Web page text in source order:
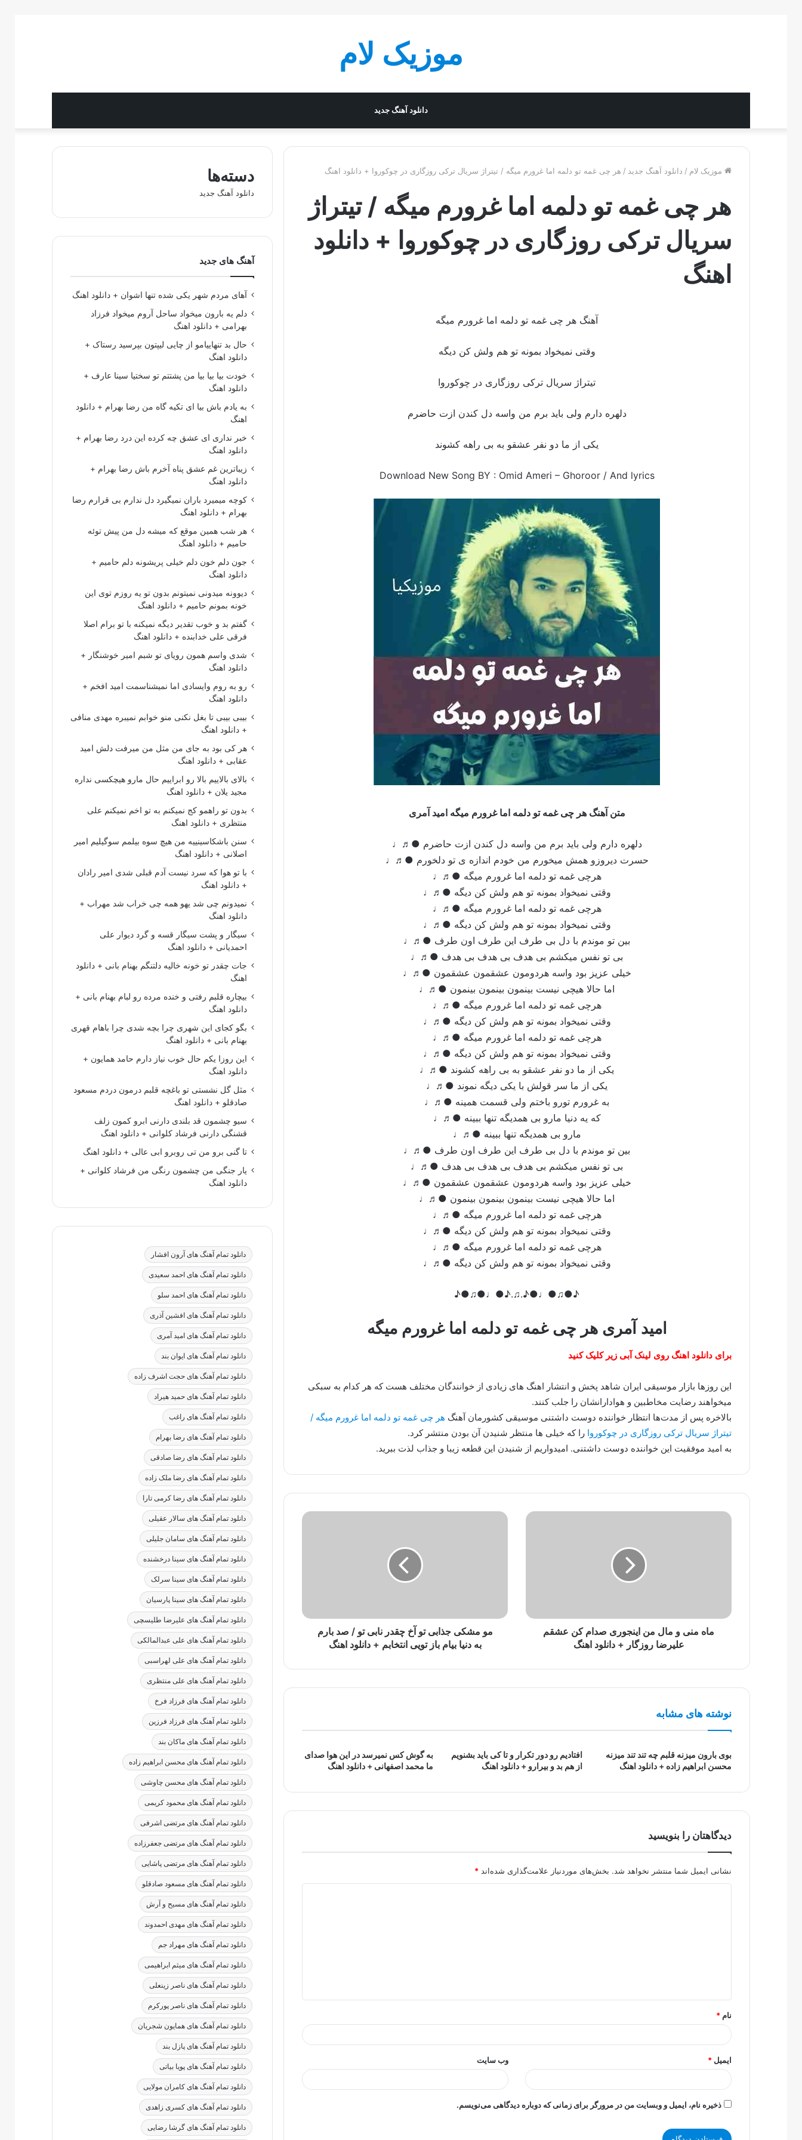
موزیک لام
دانلود آهنگ جدید
موزیک لام / دانلود آهنگ جدید / هر چی غمه تو دلمه اما غرورم میگه / تیتراژ سریال ترکی روزگاری در چوکوروا + دانلود اهنگ
هر چی غمه تو دلمه اما غرورم میگه / تیتراژ
سریال ترکی روزگاری در چوکوروا + دانلود
اهنگ
آهنگ هر چی غمه تو دلمه اما غرورم میگه
وقتی نمیخواد بمونه تو هم ولش کن دیگه
تیتراژ سریال ترکی روزگاری در چوکوروا
دلهره دارم ولی باید برم من واسه دل کندن ازت حاضرم
یکی از ما دو نفر عشقو به بی راهه کشوند
Download New Song BY : Omid Ameri – Ghoroor / And lyrics
متن آهنگ هر چی غمه تو دلمه اما غرورم میگه امید آمری
دلهره دارم ولی باید برم من واسه دل کندن ازت حاضرم ●♬♩
حسرت دیروزو همش میخورم من خودم اندازه ی تو دلخورم ●♬♩
هرچی غمه تو دلمه اما غرورم میگه ●♬♩
وقتی نمیخواد بمونه تو هم ولش کن دیگه ●♬♩
هرچی غمه تو دلمه اما غرورم میگه ●♬♩
وقتی نمیخواد بمونه تو هم ولش کن دیگه ●♬♩
بین تو موندم با دل بی طرف این طرف اون طرف ●♬♩
بی تو نفس میکشم بی هدف بی هدف بی هدف ●♬♩
خیلی عزیز بود واسه هردومون عشقمون عشقمون ●♬♩
اما حالا هیچی نیست بینمون بینمون بینمون ●♬♩
هرچی غمه تو دلمه اما غرورم میگه ●♬♩
وقتی نمیخواد بمونه تو هم ولش کن دیگه ●♬♩
هرچی غمه تو دلمه اما غرورم میگه ●♬♩
وقتی نمیخواد بمونه تو هم ولش کن دیگه ●♬♩
یکی از ما دو نفر عشقو به بی راهه کشوند ●♬♩
یکی از ما سر قولش با یکی دیگه نموند ●♬♩
به غرورم تورو باختم ولی قسمت همینه ●♬♩
که یه دنیا مارو بی همدیگه تنها ببینه ●♬♩
مارو بی همدیگه تنها ببینه ●♬♩
بین تو موندم با دل بی طرف این طرف اون طرف ●♬♩
بی تو نفس میکشم بی هدف بی هدف بی هدف ●♬♩
خیلی عزیز بود واسه هردومون عشقمون عشقمون ●♬♩
اما حالا هیچی نیست بینمون بینمون بینمون ●♬♩
هرچی غمه تو دلمه اما غرورم میگه ●♬♩
وقتی نمیخواد بمونه تو هم ولش کن دیگه ●♬♩
هرچی غمه تو دلمه اما غرورم میگه ●♬♩
وقتی نمیخواد بمونه تو هم ولش کن دیگه ●♬♩
♪●♫●♩●♪.♫.♪●♩●♫●♪
امید آمری هر چی غمه تو دلمه اما غرورم میگه
برای دانلود اهنگ روی لینک آبی زیر کلیک کنید
این روزها بازار موسیقی ایران شاهد پخش و انتشار اهنگ های زیادی از خوانندگان مختلف هست که هر کدام به سبکی
میخواهند رضایت مخاطبین و هوادارانشان را جلب کنند.
بالاخره پس از مدت‌ها انتظار خواننده دوست داشتنی موسیقی کشورمان آهنگ هر چی غمه تو دلمه اما غرورم میگه /
تیتراژ سریال ترکی روزگاری در چوکوروا را که خیلی ها منتظر شنیدن آن بودن منتشر کرد.
به امید موفقیت این خواننده دوست داشتنی. امیدواریم از شنیدن این قطعه زیبا و جذاب لذت ببرید.
ماه منی و مال من اینجوری صدام کن عشقم
علیرضا روزگار + دانلود اهنگ
مو مشکی جذابی تو آخ چقدر نابی تو / صد بارم
به دنیا بیام باز تویی انتخابم + دانلود اهنگ
نوشته های مشابه
بوی بارون میزنه قلبم چه تند تند میزنه
محسن ابراهیم زاده + دانلود اهنگ
افتادیم رو دور تکرار و تا کی باید بشنویم
از هم بد و بیرارو + دانلود اهنگ
به گوش کس نمیرسد در این هوا صدای
ما محمد اصفهانی + دانلود اهنگ
دیدگاهتان را بنویسید
نشانی ایمیل شما منتشر نخواهد شد. بخش‌های موردنیاز علامت‌گذاری شده‌اند *
*
نام *
ایمیل * وب‌ سایت
ذخیره نام، ایمیل و وبسایت من در مرورگر برای زمانی که دوباره دیدگاهی می‌نویسم.
دسته‌ها
دانلود آهنگ جدید
آهنگ های جدید
آهای مردم شهر یکی شده تنها اشوان + دانلود اهنگ
دلم یه بارون میخواد ساحل آروم میخواد فرزاد
بهرامی + دانلود اهنگ
حال بد تنهاییامو از چایی لیپتون بپرسید رستاک +
دانلود اهنگ
خودت بیا بیا بیا من پشتتم تو سختیا سینا عارف +
دانلود اهنگ
به یادم باش بیا ای تکیه گاه من رضا بهرام + دانلود
اهنگ
خبر نداری ای عشق چه کرده این درد رضا بهرام +
دانلود اهنگ
زیباترین غم عشق پناه آخرم باش رضا بهرام +
دانلود اهنگ
کوچه میمیرد باران نمیگیرد دل ندارم بی قرارم رضا
بهرام + دانلود اهنگ
هر شب همین موقع که میشه دل من پیش توئه
حامیم + دانلود اهنگ
جون دلم خون دلم خیلی پریشونه دلم حامیم +
دانلود اهنگ
دیوونه میدونی نمیتونم بدون تو یه روزم توی این
خونه بمونم حامیم + دانلود اهنگ
گفتم بد و خوب تقدیر دیگه نمیکنه با تو برام اصلا
فرقی علی خدابنده + دانلود اهنگ
شدی واسم همون رویای تو شبم امیر خوشنگار +
دانلود اهنگ
رو به روم وایسادی اما نمیشناسمت امید افخم +
دانلود اهنگ
بیبی بیبی تا بغل نکنی منو خوابم نمیبره مهدی منافی
+ دانلود اهنگ
هر کی بود به جای من مثل من میرفت دلش امید
عقابی + دانلود اهنگ
بالای بالاییم بالا رو ابراییم حال مارو هیچکسی نداره
مجید یلان + دانلود اهنگ
بدون تو راهمو کج نمیکنم به تو اخم نمیکنم علی
منتظری + دانلود اهنگ
سنن باشکاسینییه من هیچ سوه بیلمم سوگیلیم امیر
اصلانی + دانلود اهنگ
با تو هوا که سرد نیست آدم قبلی شدی امیر رادان
+ دانلود اهنگ
نمیدونم چی شد یهو همه چی خراب شد مهراب +
دانلود اهنگ
سیگار و پشت سیگار قسه و گرد دیوار علی
احمدیانی + دانلود اهنگ
جات چقدر تو خونه خالیه دلتنگم بهنام بانی + دانلود
اهنگ
بیچاره قلبم رفتی و خنده مرده رو لبام بهنام بانی +
دانلود اهنگ
بگو کجای این شهری چرا بچه شدی چرا باهام قهری
بهنام بانی + دانلود اهنگ
این روزا یکم حال خوب نیاز دارم حامد همایون +
دانلود اهنگ
مثل گل نشستی تو باغچه قلبم درمون دردم مسعود
صادقلو + دانلود اهنگ
سیو چشمون قد بلندی دارنی ابرو کمون زلف
قشنگی دارنی فرشاد کلوانی + دانلود اهنگ
تا گنی برو من تی روبرو ابی عالی + دانلود اهنگ
یار جنگی من چشمون رنگی من فرشاد کلوانی +
دانلود اهنگ
دانلود تمام آهنگ های آرون افشار
دانلود تمام آهنگ های احمد سعیدی
دانلود تمام آهنگ های احمد سلو
دانلود تمام آهنگ های افشین آذری
دانلود تمام آهنگ های امید آمری
دانلود تمام آهنگ های ایوان بند
دانلود تمام آهنگ های حجت اشرف زاده
دانلود تمام آهنگ های حمید هیراد
دانلود تمام آهنگ های راغب
دانلود تمام آهنگ های رضا بهرام
دانلود تمام آهنگ های رضا صادقی
دانلود تمام آهنگ های رضا ملک زاده
دانلود تمام آهنگ های رضا کرمی تارا
دانلود تمام آهنگ های سالار عقیلی
دانلود تمام آهنگ های سامان جلیلی
دانلود تمام آهنگ های سینا درخشنده
دانلود تمام آهنگ های سینا سرلک
دانلود تمام آهنگ های سینا پارسیان
دانلود تمام آهنگ های علیرضا طلیسچی
دانلود تمام آهنگ های علی عبدالمالکی
دانلود تمام آهنگ های علی لهراسبی
دانلود تمام آهنگ های علی منتظری
دانلود تمام آهنگ های فرزاد فرخ
دانلود تمام آهنگ های فرزاد فرزین
دانلود تمام آهنگ های ماکان بند
دانلود تمام آهنگ های محسن ابراهیم زاده
دانلود تمام آهنگ های محسن چاوشی
دانلود تمام آهنگ های محمود کریمی
دانلود تمام آهنگ های مرتضی اشرفی
دانلود تمام آهنگ های مرتضی جعفرزاده
دانلود تمام آهنگ های مرتضی پاشایی
دانلود تمام آهنگ های مسعود صادقلو
دانلود تمام آهنگ های مسیح و آرش
دانلود تمام آهنگ های مهدی احمدوند
دانلود تمام آهنگ های مهراد جم
دانلود تمام آهنگ های میثم ابراهیمی
دانلود تمام آهنگ های ناصر زینعلی
دانلود تمام آهنگ های ناصر پورکرم
دانلود تمام آهنگ های همایون شجریان
دانلود تمام آهنگ های پازل بند
دانلود تمام آهنگ های پویا بیاتی
دانلود تمام آهنگ های کامران مولایی
دانلود تمام آهنگ های کسری زاهدی
دانلود تمام آهنگ های گرشا رضایی